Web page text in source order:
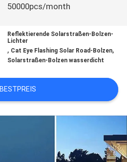
50000pcs/month
Reflektierende Solarstraßen-Bolzen-
Lichter
, Cat Eye Flashing Solar Road-Bolzen,
Solarstraßen-Bolzen wasserdicht
BESTPREIS